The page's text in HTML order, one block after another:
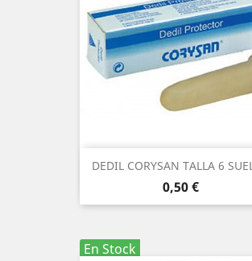
DEDIL CORYSAN TALLA 6
Precio
0,50 €
En Stock